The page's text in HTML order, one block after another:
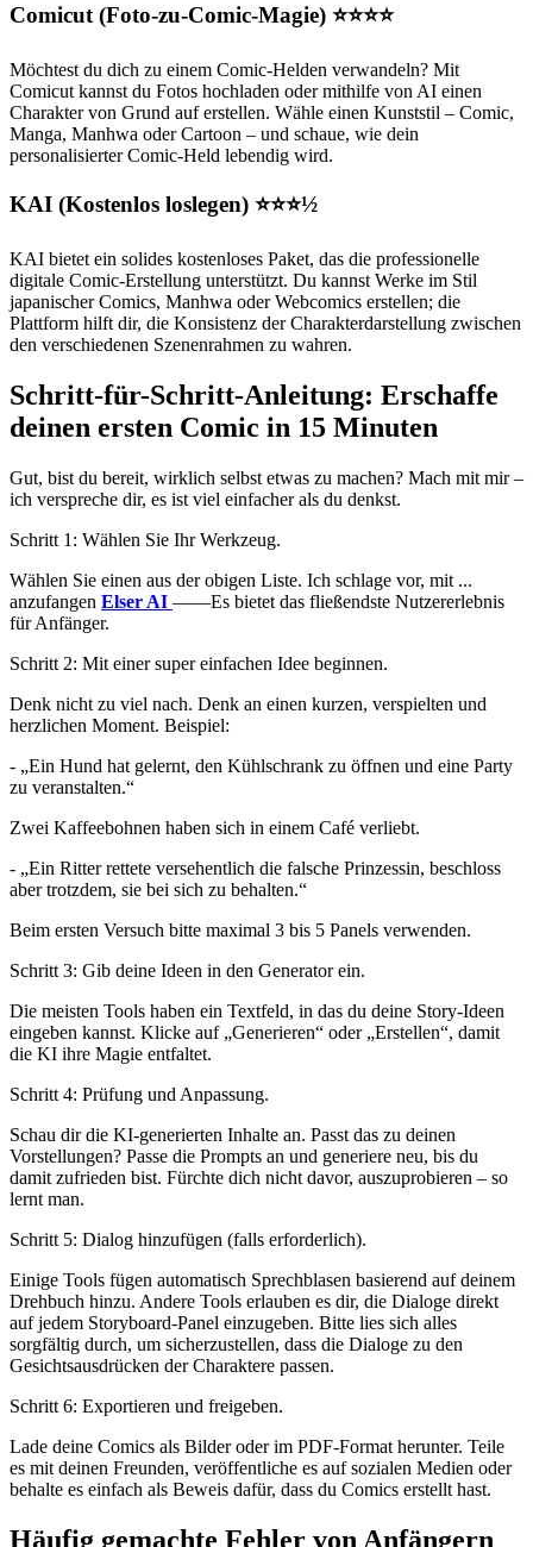
Comicut (Foto-zu-Comic-Magie) ⭐⭐⭐⭐
Möchtest du dich zu einem Comic-Helden verwandeln? Mit
Comicut kannst du Fotos hochladen oder mithilfe von AI einen
Charakter von Grund auf erstellen. Wähle einen Kunststil – Comic,
Manga, Manhwa oder Cartoon – und schaue, wie dein
personalisierter Comic-Held lebendig wird.
KAI (Kostenlos loslegen) ⭐⭐⭐½
KAI bietet ein solides kostenloses Paket, das die professionelle
digitale Comic-Erstellung unterstützt. Du kannst Werke im Stil
japanischer Comics, Manhwa oder Webcomics erstellen; die
Plattform hilft dir, die Konsistenz der Charakterdarstellung zwischen
den verschiedenen Szenenrahmen zu wahren.
Schritt-für-Schritt-Anleitung: Erschaffe
deinen ersten Comic in 15 Minuten
Gut, bist du bereit, wirklich selbst etwas zu machen? Mach mit mir –
ich verspreche dir, es ist viel einfacher als du denkst.
Schritt 1: Wählen Sie Ihr Werkzeug.
Wählen Sie einen aus der obigen Liste. Ich schlage vor, mit ...
anzufangen Elser AI ——Es bietet das fließendste Nutzererlebnis
für Anfänger.
Schritt 2: Mit einer super einfachen Idee beginnen.
Denk nicht zu viel nach. Denk an einen kurzen, verspielten und
herzlichen Moment. Beispiel:
- „Ein Hund hat gelernt, den Kühlschrank zu öffnen und eine Party
zu veranstalten.“
Zwei Kaffeebohnen haben sich in einem Café verliebt.
- „Ein Ritter rettete versehentlich die falsche Prinzessin, beschloss
aber trotzdem, sie bei sich zu behalten.“
Beim ersten Versuch bitte maximal 3 bis 5 Panels verwenden.
Schritt 3: Gib deine Ideen in den Generator ein.
Die meisten Tools haben ein Textfeld, in das du deine Story-Ideen
eingeben kannst. Klicke auf „Generieren“ oder „Erstellen“, damit
die KI ihre Magie entfaltet.
Schritt 4: Prüfung und Anpassung.
Schau dir die KI-generierten Inhalte an. Passt das zu deinen
Vorstellungen? Passe die Prompts an und generiere neu, bis du
damit zufrieden bist. Fürchte dich nicht davor, auszuprobieren – so
lernt man.
Schritt 5: Dialog hinzufügen (falls erforderlich).
Einige Tools fügen automatisch Sprechblasen basierend auf deinem
Drehbuch hinzu. Andere Tools erlauben es dir, die Dialoge direkt
auf jedem Storyboard-Panel einzugeben. Bitte lies sich alles
sorgfältig durch, um sicherzustellen, dass die Dialoge zu den
Gesichtsausdrücken der Charaktere passen.
Schritt 6: Exportieren und freigeben.
Lade deine Comics als Bilder oder im PDF-Format herunter. Teile
es mit deinen Freunden, veröffentliche es auf sozialen Medien oder
behalte es einfach als Beweis dafür, dass du Comics erstellt hast.
Häufig gemachte Fehler von Anfängern